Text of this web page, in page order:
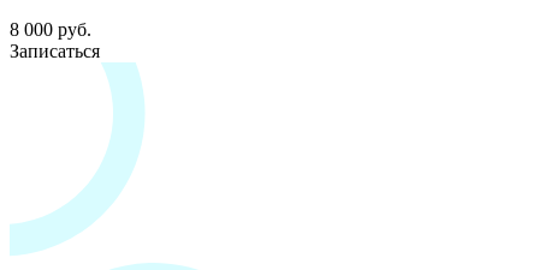
8 000 руб.
Записаться